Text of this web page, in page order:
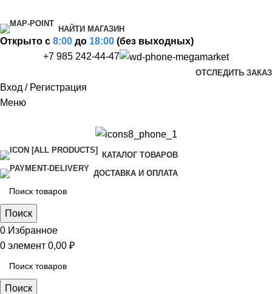
НАЙТИ МАГАЗИН
Открыто c 8:00 до 18:00 (без выходных)
+7 985 242-44-47
ОТСЛЕДИТЬ ЗАКАЗ
Вход / Регистрация
Меню
КАТАЛОГ ТОВАРОВ
ДОСТАВКА И ОПЛАТА
Поиск
0 Избранное
0 элемент 0,00 ₽
Поиск